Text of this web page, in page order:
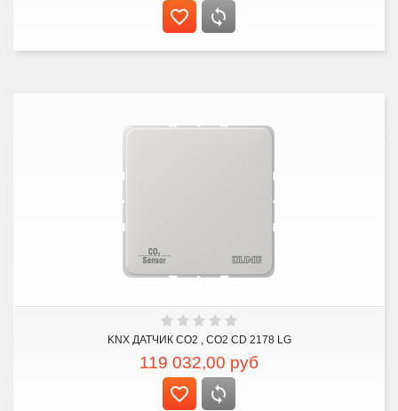
KNX ДАТЧИК CO2 , CO2 CD 2178 LG
119 032,00 руб